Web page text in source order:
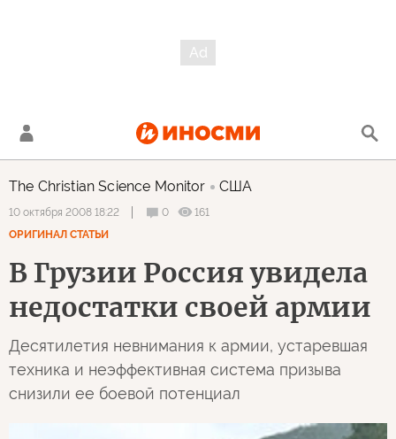
The Christian Science Monitor США
10 октября 2008 18:22 0
161
ОРИГИНАЛ СТАТЬИ
В Грузии Россия увидела
недостатки своей армии
Десятилетия невнимания к армии, устаревшая
техника и неэффективная система призыва
снизили ее боевой потенциал